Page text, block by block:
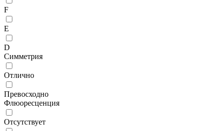
F
E
D
Симметрия
Отлично
Превосходно
Флюоресценция
Отсутствует